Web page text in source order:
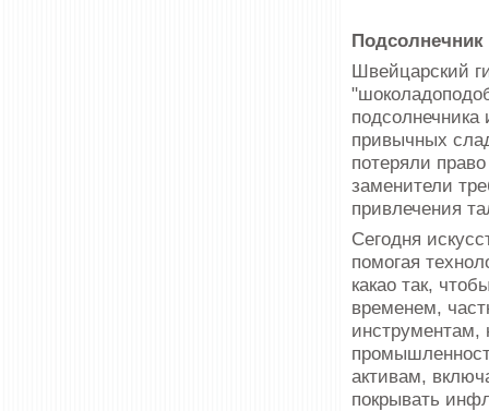
Подсолнечник
Швейцарский
привычных
потеряли
заменители
привлечения
Сегодня
помогая
какао так,
временем,
инструментам,
активам,
покрывать